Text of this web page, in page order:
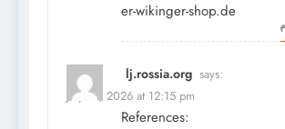
er-wikinger-shop.de
lj.rossia.org says:
July 13, 2026 at 12:15 pm
References: